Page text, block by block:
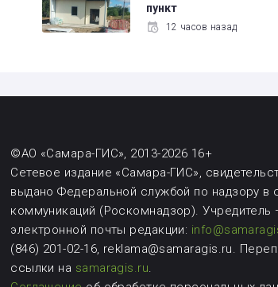
пункт
12 часов назад
©АО «Самара-ГИС», 2013-2026 16+
Сетевое издание «Самара-ГИС»,
выдано Федеральной службой по надзору
коммуникаций (Роскомнадзор).
электронной почты редакции:
(846) 201-02-16, reklama@samaragis.ru.
ссылки на samaragis.ru.